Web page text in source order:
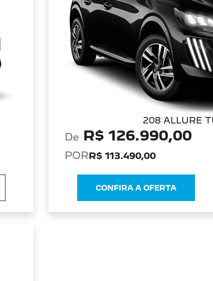
208 ALLURE
De R$ 126.990,00
PORR$ 113.490,00
CONFIRA A OFERTA